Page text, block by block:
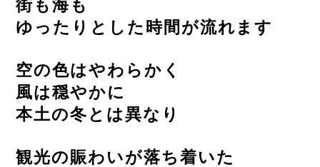
街も海も
ゆったりとした時間が流れます
空の色はやわらかく
風は穏やかに
本土の冬とは異なり
観光の賑わいが落ち着いた